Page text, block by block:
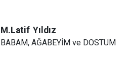
M.Latif Yıldız
BABAM, AĞABEYİM ve DOSTUM